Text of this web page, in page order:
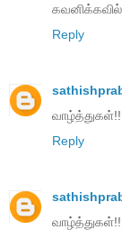
Reply
Reply